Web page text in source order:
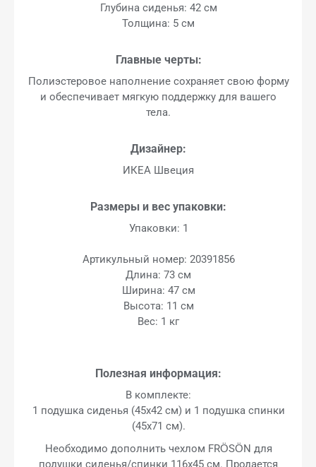
Глубина сиденья: 42 см
Толщина: 5 см
Главные черты:
Полиэстеровое наполнение сохраняет свою форму
и обеспечивает мягкую поддержку для вашего
тела.
Дизайнер:
ИКЕА Швеция
Размеры и вес упаковки:
Упаковки: 1
Артикульный номер: 20391856
Длина: 73 см
Ширина: 47 см
Высота: 11 см
Вес: 1 кг
Полезная информация:
В комплекте:
1 подушка сиденья (45x42 см) и 1 подушка спинки
(45x71 см).
Необходимо дополнить чехлом FRÖSÖN для
подушки сиденья/спинки 116x45 см. Продается